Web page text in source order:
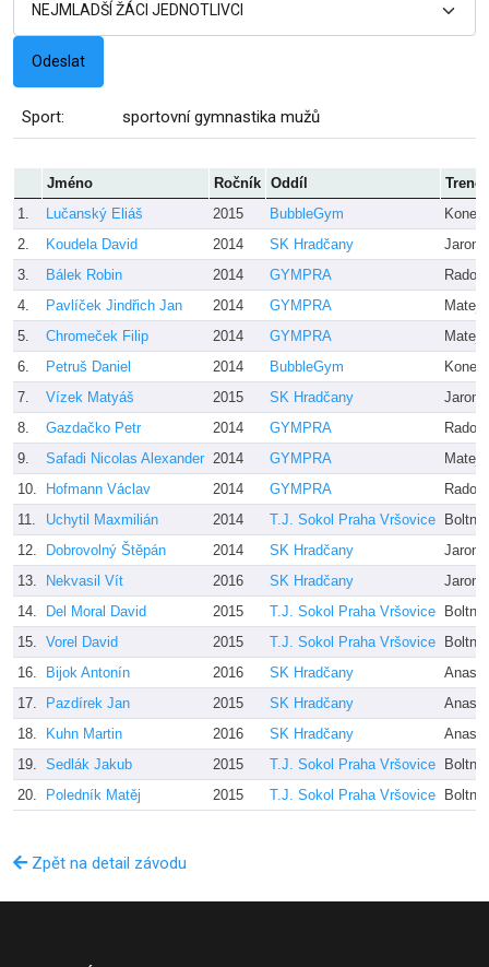
Sport: sportovní gymnastika mužů
Jméno Ročník Oddíl
Trenér
1.
Lučanský Eliáš 2015 BubbleGym
2.
Koudela David 2014 SK Hradčany
3.
Bálek Robin 2014 GYMPRA
4.
Pavlíček Jindřich Jan 2014 GYMPRA
5.
Chromeček Filip 2014 GYMPRA
6.
Petruš Daniel 2014 BubbleGym
7.
Vízek Matyáš 2015 SK Hradčany
8.
Gazdačko Petr 2014 GYMPRA
9.
Safadi Nicolas Alexander 2014 GYMPRA
10.
Hofmann Václav 2014 GYMPRA
11.
Uchytil Maxmilián 2014 T.J. Sokol Praha Vršovice
12.
Dobrovolný Štěpán 2014 SK Hradčany
13.
Nekvasil Vít 2016 SK Hradčany
14.
Del Moral David 2015 T.J. Sokol Praha Vršovice
15. Vorel David 2015 T.J. Sokol Praha Vršovice
16.
Bijok Antonín 2016 SK Hradčany
17.
Pazdírek Jan 2015 SK Hradčany
18.
Kuhn Martin 2016 SK Hradčany
19. Sedlák Jakub 2015 T.J. Sokol Praha Vršovice
20.
Poledník Matěj 2015 T.J. Sokol Praha Vršovice
Zpět na detail závodu